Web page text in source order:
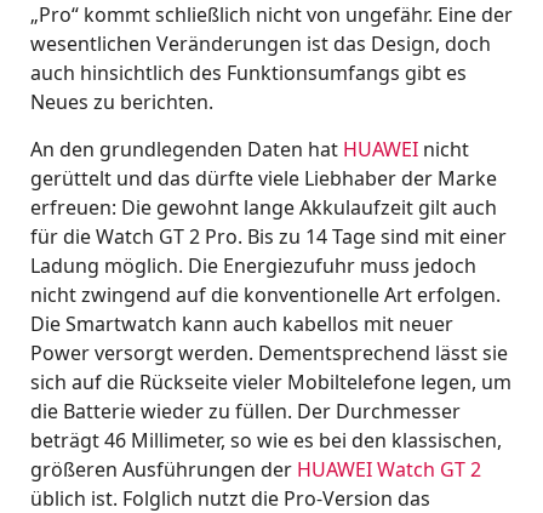
„Pro“ kommt schließlich nicht von ungefähr. Eine der
wesentlichen Veränderungen ist das Design, doch
auch hinsichtlich des Funktionsumfangs gibt es
Neues zu berichten.
An den grundlegenden Daten hat HUAWEI nicht
gerüttelt und das dürfte viele Liebhaber der Marke
erfreuen: Die gewohnt lange Akkulaufzeit gilt auch
für die Watch GT 2 Pro. Bis zu 14 Tage sind mit einer
Ladung möglich. Die Energiezufuhr muss jedoch
nicht zwingend auf die konventionelle Art erfolgen.
Die Smartwatch kann auch kabellos mit neuer
Power versorgt werden. Dementsprechend lässt sie
sich auf die Rückseite vieler Mobiltelefone legen, um
die Batterie wieder zu füllen. Der Durchmesser
beträgt 46 Millimeter, so wie es bei den klassischen,
größeren Ausführungen der HUAWEI Watch GT 2
üblich ist. Folglich nutzt die Pro-Version das